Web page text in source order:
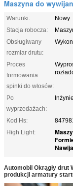
Maszyna do
Warunki:
Nowy
Stacja robocza:
Obsługiwany
rozmiar drutu:
Proces
formowania
spinki do włosów:
Po
wyprzedażach:
Kod Hs:
High Light:
Automobil Okrągły drut
produkcji armatury